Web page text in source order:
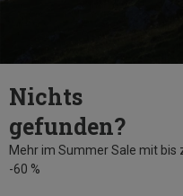
Nichts
gefunden?
Mehr im Summer Sale mit bis
-60 %